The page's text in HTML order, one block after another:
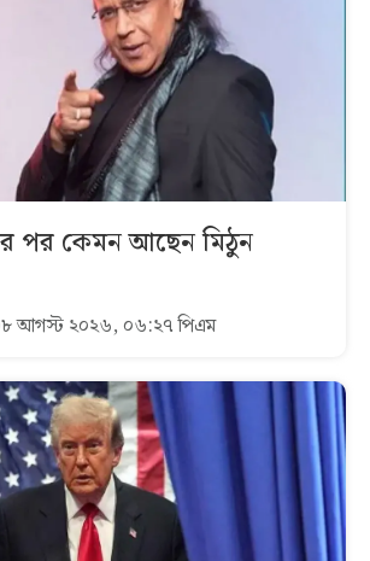
পর কেমন আছেন মিঠুন
আগস্ট ২০২৬, ০৬:২৭ পিএম